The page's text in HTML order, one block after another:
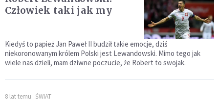
Człowiek taki jak my
Kiedyś to papież Jan Paweł II budził takie emocje, dziś
niekoronowanym królem Polski jest Lewandowski. Mimo tego jak
wiele nas dzieli, mam dziwne poczucie, że Robert to swojak.
8 lat temu ŚWIAT